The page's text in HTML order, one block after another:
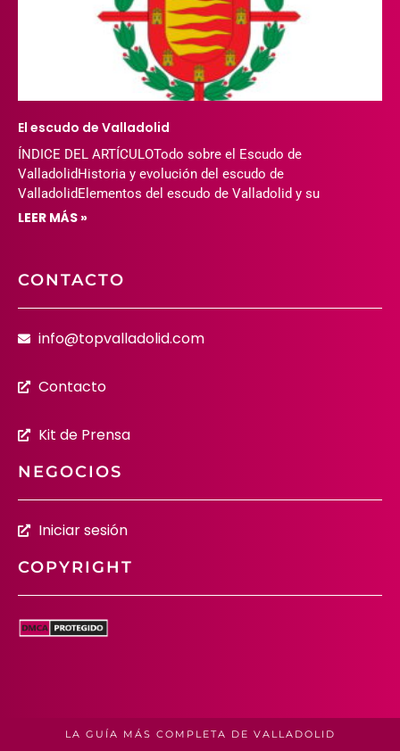
El escudo de Valladolid
ÍNDICE DEL ARTÍCULOTodo sobre el Escudo de
ValladolidHistoria y evolución del escudo de
ValladolidElementos del escudo de Valladolid y su
LEER MÁS »
CONTACTO
info@topvalladolid.com
Contacto
Kit de Prensa
NEGOCIOS
Iniciar sesión
COPYRIGHT
LA GUÍA MÁS COMPLETA DE VALLADOLID